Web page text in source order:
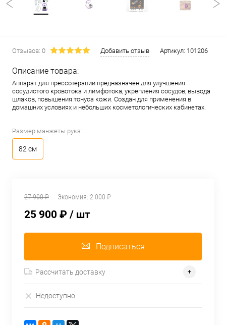
Отзывов: 0 Добавить отзыв Артикул: 101206
Описание товара:
Аппарат для прессотерапии предназначен для улучшения
сосудистого кровотока и лимфотока, укрепления сосудов, вывода
шлаков, повышения тонуса кожи. Создан для применения в
домашних условиях и небольших косметологических кабинетах.
Размер манжеты рука:
82 см
27 900 ₽ Экономия: 2 000 ₽
25 900 ₽ / шт
Подписаться
Рассчитать доставку
Недоступно